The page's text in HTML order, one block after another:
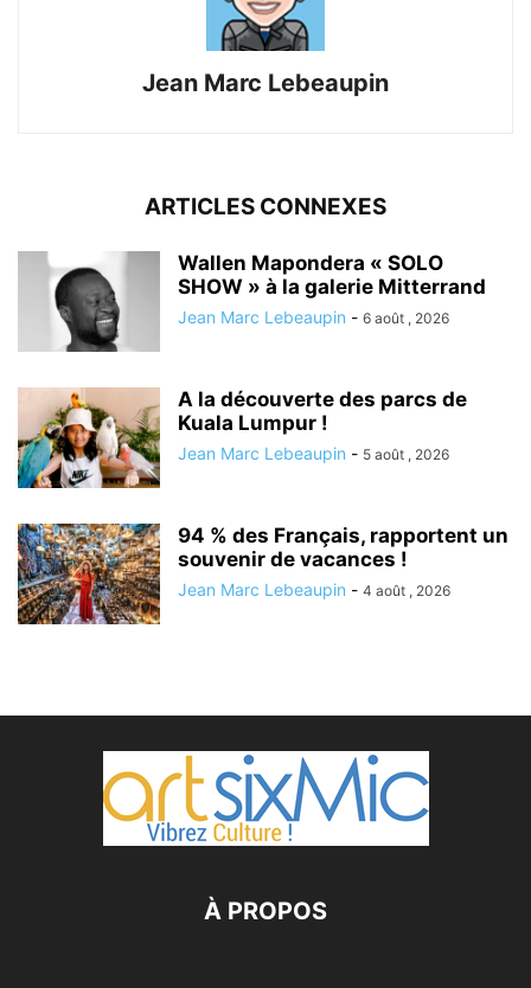
Jean Marc Lebeaupin
ARTICLES CONNEXES
Wallen Mapondera « SOLO
SHOW » à la galerie Mitterrand
Jean Marc Lebeaupin - 6 août , 2026
A la découverte des parcs de
Kuala Lumpur !
Jean Marc Lebeaupin - 5 août , 2026
94 % des Français, rapportent un
souvenir de vacances !
Jean Marc Lebeaupin - 4 août , 2026
À PROPOS